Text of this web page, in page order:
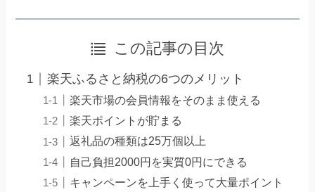
この記事の目次
楽天ふるさと納税の6つのメリット
楽天市場の会員情報をそのまま使える
楽天ポイントが貯まる
返礼品の種類は25万個以上
自己負担2000円を実質0円にできる
キャンペーンを上手く使って大量ポイント